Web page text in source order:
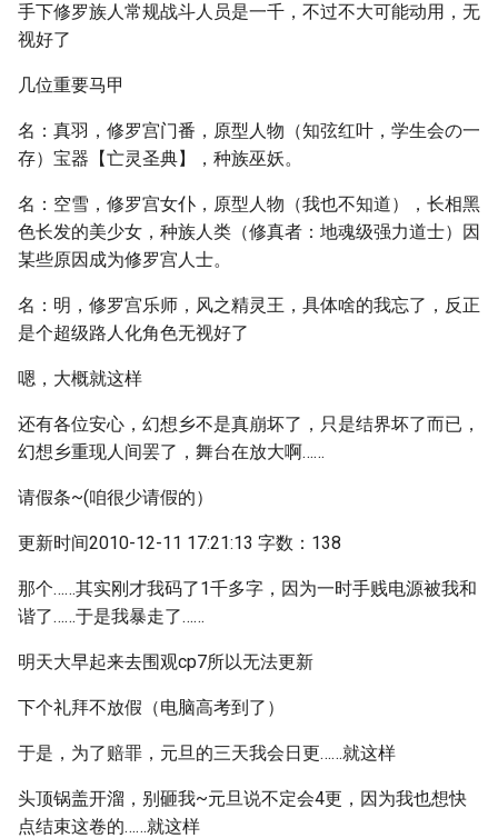
手下修罗族人常规战斗人员是一千，不过不大可能动用，无
视好了
几位重要马甲
名：真羽，修罗宫门番，原型人物（知弦红叶，学生会の一
存）宝器【亡灵圣典】，种族巫妖。
名：空雪，修罗宫女仆，原型人物（我也不知道），长相黑
色长发的美少女，种族人类（修真者：地魂级强力道士）因
某些原因成为修罗宫人士。
名：明，修罗宫乐师，风之精灵王，具体啥的我忘了，反正
是个超级路人化角色无视好了
嗯，大概就这样
还有各位安心，幻想乡不是真崩坏了，只是结界坏了而已，
幻想乡重现人间罢了，舞台在放大啊……
请假条~(咱很少请假的）
更新时间2010-12-11 17:21:13 字数：138
那个……其实刚才我码了1千多字，因为一时手贱电源被我和
谐了……于是我暴走了……
明天大早起来去围观cp7所以无法更新
下个礼拜不放假（电脑高考到了）
于是，为了赔罪，元旦的三天我会日更……就这样
头顶锅盖开溜，别砸我~元旦说不定会4更，因为我也想快
点结束这卷的……就这样